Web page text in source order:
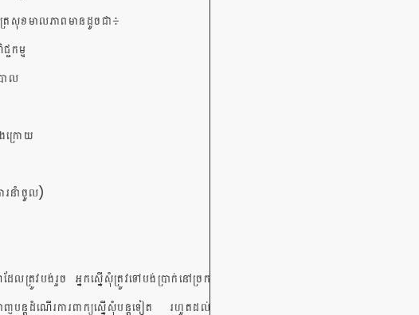
រសុខមាលភាពមានដូចជា៖
កម្ម
ាល
ក្រោយ
រនាំចូល)​
ែលត្រូវបង់រួច អ្នកស្នើសុំ​ត្រូវទៅបង់ប្រាក់នៅច្រក
បន្តដំណើរការពាក្យស្នើសុំបន្តទៀត រហូតដល់